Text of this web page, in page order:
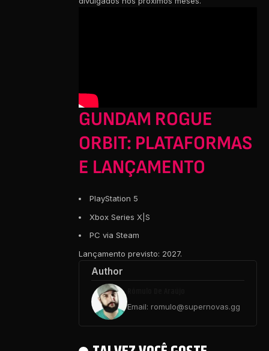
GUNDAM ROGUE
ORBIT: PLATAFORMAS
E LANÇAMENTO
PlayStation 5
Xbox Series X|S
PC via Steam
Lançamento previsto: 2027.
Author
Email: romulo@supernovas.gg